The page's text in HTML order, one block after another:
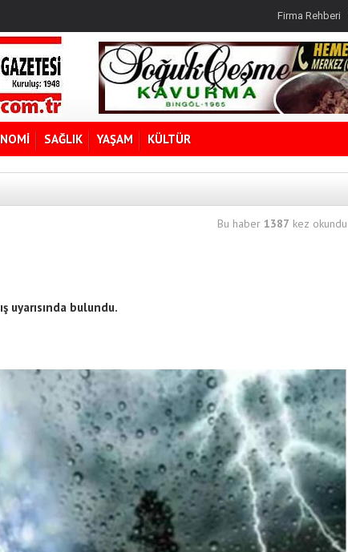
Firma Rehberi
SAĞLIK YAŞAM KÜLTÜR
Bu haber 1387 kez okundu
bulundu.